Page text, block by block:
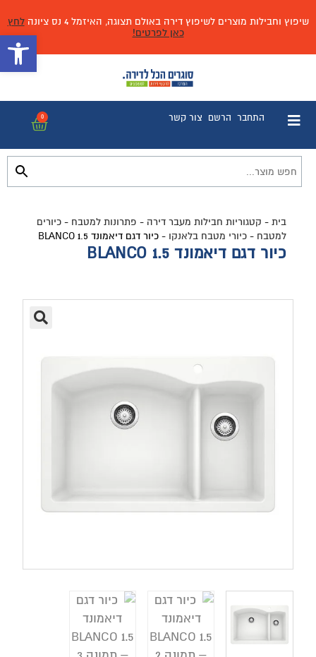
שיפוץ וחבילות מוצרים לשיפוץ דירה באולם תצוגה, האיזמל 4 נס ציונה
לחץ
כאן לפרטים!
התחבר הרשם צור קשר 0
בית - קטגוריות חבילות מעבר דירה - פתרונות למטבח -כיורים
למטבח -כיורי מטבח בלאנקו -כיור דגם דיאמונד BLANCO 1.5
כיור דגם דיאמונד BLANCO 1.5